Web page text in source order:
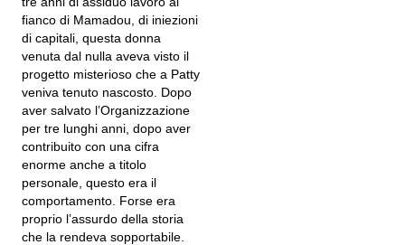
fianco di Mamadou, di iniezioni
di capitali, questa donna
venuta dal nulla aveva visto il
progetto misterioso che a Patty
veniva tenuto nascosto. Dopo
aver salvato l’Organizzazione
per tre lunghi anni, dopo aver
contribuito con una cifra
enorme anche a titolo
personale, questo era il
comportamento. Forse era
proprio l’assurdo della storia
che la rendeva sopportabile.